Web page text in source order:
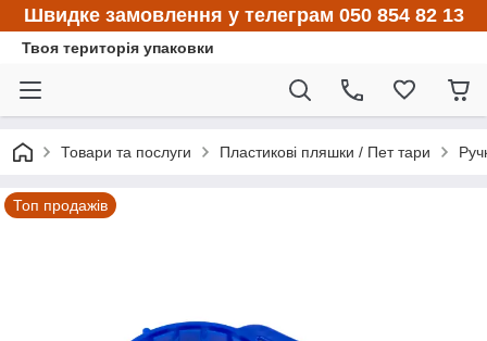
Швидке замовлення у телеграм 050 854 82 13
Твоя територія упаковки
Товари та послуги Пластикові пляшки / Пет тари
Топ продажів